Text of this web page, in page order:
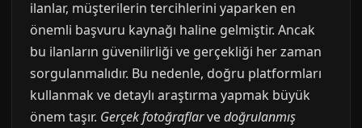
ilanlar, müşterilerin tercihlerini yaparken en
önemli başvuru kaynağı haline gelmiştir. Ancak
bu ilanların güvenilirliği ve gerçekliği her zaman
sorgulanmalıdır. Bu nedenle, doğru platformları
kullanmak ve detaylı araştırma yapmak büyük
önem taşır. Gerçek fotoğraflarvedoğrulanmış